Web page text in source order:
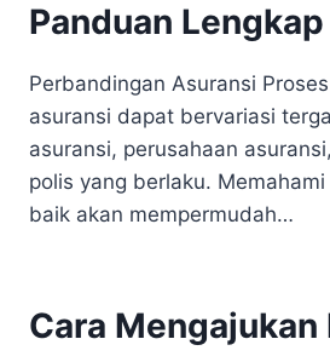
Panduan Lengkap
Perbandingan Asuransi
asuransi dapat bervariasi
asuransi, perusahaan
polis yang berlaku.
baik akan mempermudah…
Cara Mengajukan